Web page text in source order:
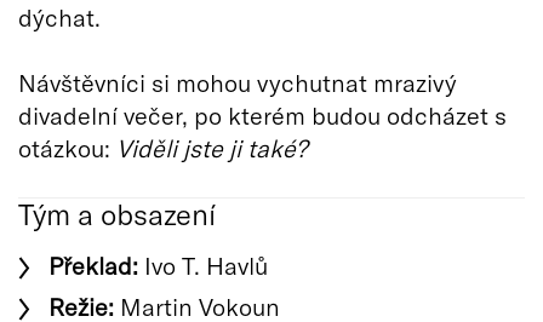
dýchat.
Návštěvníci si mohou vychutnat mrazivý
divadelní večer, po kterém budou odcházet s
otázkou: Viděli jste ji také?
Tým a obsazení
Překlad: Ivo T. Havlů
Režie: Martin Vokoun